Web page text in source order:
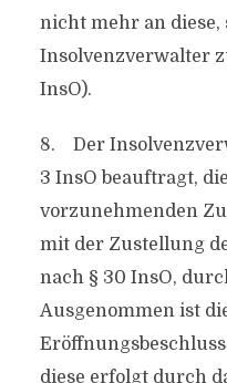
nicht mehr an diese,
Insolvenzverwalter
InsO).
8. Der
3 InsO beauftragt,
vorzunehmenden
mit der Zustellung
nach § 30 InsO,
Ausgenommen ist
diese erfolgt durch